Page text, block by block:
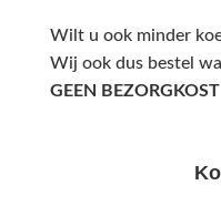
Wilt u ook minder
Wij ook dus bestel
GEEN